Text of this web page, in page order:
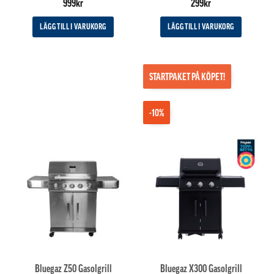
999kr
LÄGG TILL I VARUKORG
299kr
LÄGG TILL I VARUKORG
Bluegaz Z50 Gasolgrill
-10%
STARTPAKET PÅ KÖPET!
Bluegaz X300 Gasolgrill